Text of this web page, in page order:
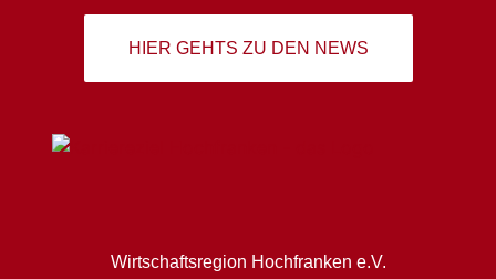
HIER GEHTS ZU DEN NEWS
Wirtschaftsregion Hochfranken e.V.